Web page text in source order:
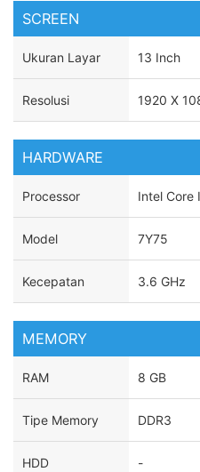
SCREEN
Ukuran Layar 13 Inch
Resolusi 1920 X
HARDWARE
Processor Intel Core
Model 7Y75
Kecepatan 3.6 GHz
MEMORY
RAM 8 GB
Tipe Memory DDR3
HDD -